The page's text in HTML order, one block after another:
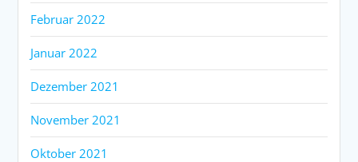
Februar 2022
Januar 2022
Dezember 2021
November 2021
Oktober 2021